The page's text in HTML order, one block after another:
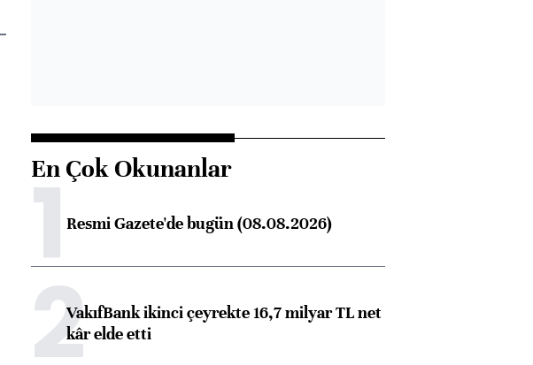
En Çok Okunanlar
1Resmi Gazete'de bugün (08.08.2026)
2VakıfBank ikinci çeyrekte 16,7 milyar TL net
kâr elde etti